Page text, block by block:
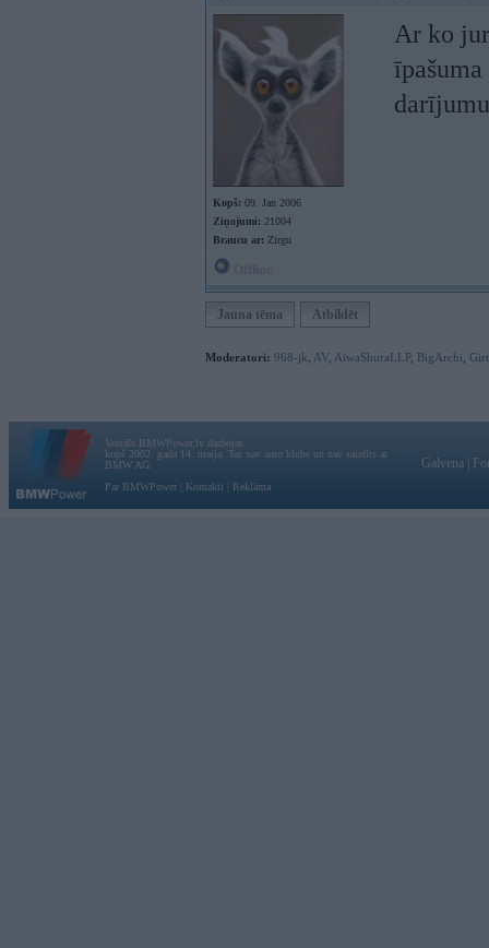
Kopš: 09. Jan 2006
Ziņojumi: 21004
Braucu ar: Zirgu
Ar ko
Jauna tēma Atbildēt
Moderatori: 968-jk AV AiwaShuraLLP, BigArchi
Vortāls BMWPower.lv darbojas
kopš 2002. gada 14. maija. Tas nav auto klubs un nav saistīts ar
BMW AG.
Par BMWPower
Kontakti Reklāma
Galvena